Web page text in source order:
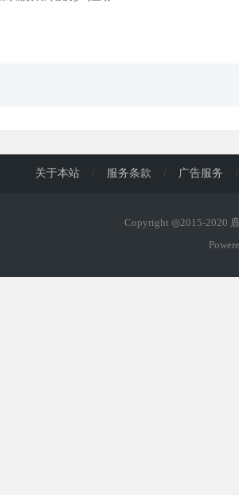
关于本站 / 服务条款 / 广告服务 /
Copyright ◎2015-2020